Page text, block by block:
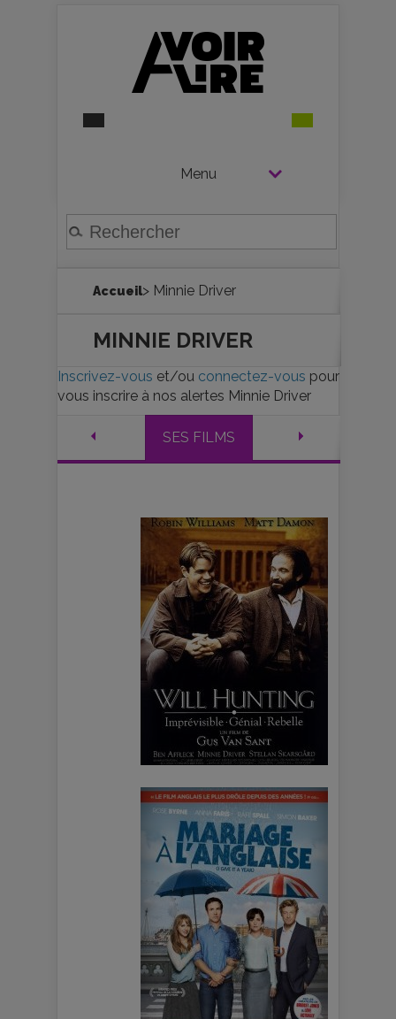
Menu
Accueil> Minnie Driver
MINNIE DRIVER
Inscrivez-vous et/ou connectez-vous pour
vous inscrire à nos alertes Minnie Driver
SES FILMS